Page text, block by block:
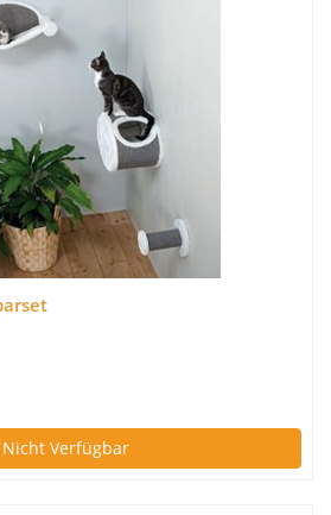
Nicht Verfügbar